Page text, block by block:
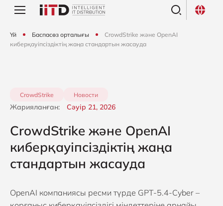
Үй Баспасөз орталығы
CrowdStrike және OpenAI
киберқауіпсіздіктің жаңа стандартын жасауда
CrowdStrike Новости
Жарияланған: Сәуір 21, 2026
CrowdStrike және OpenAI
киберқауіпсіздіктің жаңа
стандартын жасауда
OpenAI компаниясы ресми түрде GPT-5.4-Cyber –